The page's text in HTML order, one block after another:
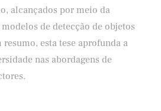
alcançados por meio da
de detecção de objetos
esta tese aprofunda a
nas abordagens de